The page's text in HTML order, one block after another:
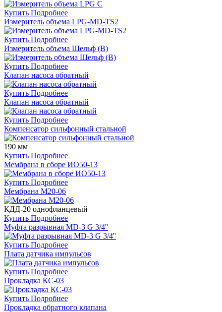
Купить Подробнее
Измеритель объема LPG-MD-TS2
Купить Подробнее
Измеритель объема Шельф (В)
Купить Подробнее
Клапан насоса обратный
Купить Подробнее
Клапан насоса обратный
Купить Подробнее
Компенсатор сильфонный стальной
190 мм
Купить Подробнее
Мембрана в сборе ИО50-13
Купить Подробнее
Мембрана М20-06
КДД-20 однофланцевый
Купить Подробнее
Муфта разрывная MD-3 G 3/4''
Купить Подробнее
Плата датчика импульсов
Купить Подробнее
Прокладка КС-03
Купить Подробнее
Прокладка обратного клапана